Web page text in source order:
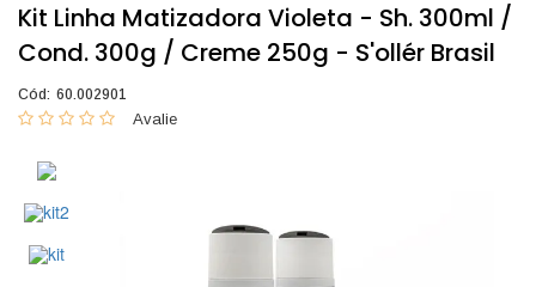
Kit Linha Matizadora Violeta - Sh. 300ml /
Cond. 300g / Creme 250g - S'ollér Brasil
Cód: 60.002901